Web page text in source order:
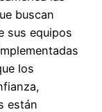
buscan
sus equipos
los
están